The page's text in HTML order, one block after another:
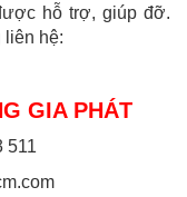
hỗ trợ, giúp đỡ.
liên hệ:
GIA PHÁT
511